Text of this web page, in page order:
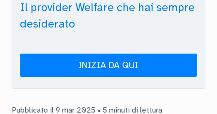
Il provider Welfare che hai sempre
desiderato
INIZIA DA QUI
Pubblicato il 9 mar 2025 • 5 minuti di lettura